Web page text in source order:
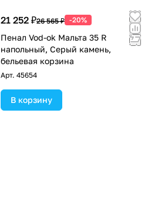
21 252 ₽26 565 ₽ -20%
Пенал Vod-ok Мальта 35 R
напольный, Серый камень,
бельевая корзина
Арт. 45654
В корзину